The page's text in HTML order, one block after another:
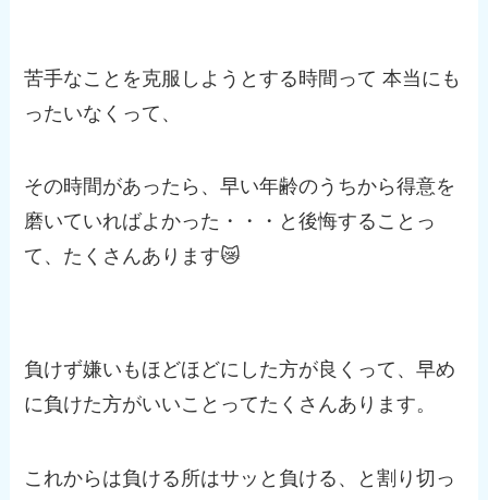
苦手なことを克服しようとする時間って 本当にも
ったいなくって、
その時間があったら、早い年齢のうちから得意を
磨いていればよかった・・・と後悔することっ
て、たくさんあります😿
負けず嫌いもほどほどにした方が良くって、早め
に負けた方がいいことってたくさんあります。
これからは負ける所はサッと負ける、と割り切っ